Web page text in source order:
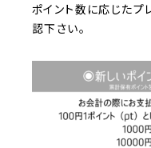
ポイント数に応じたプ
認下さい。